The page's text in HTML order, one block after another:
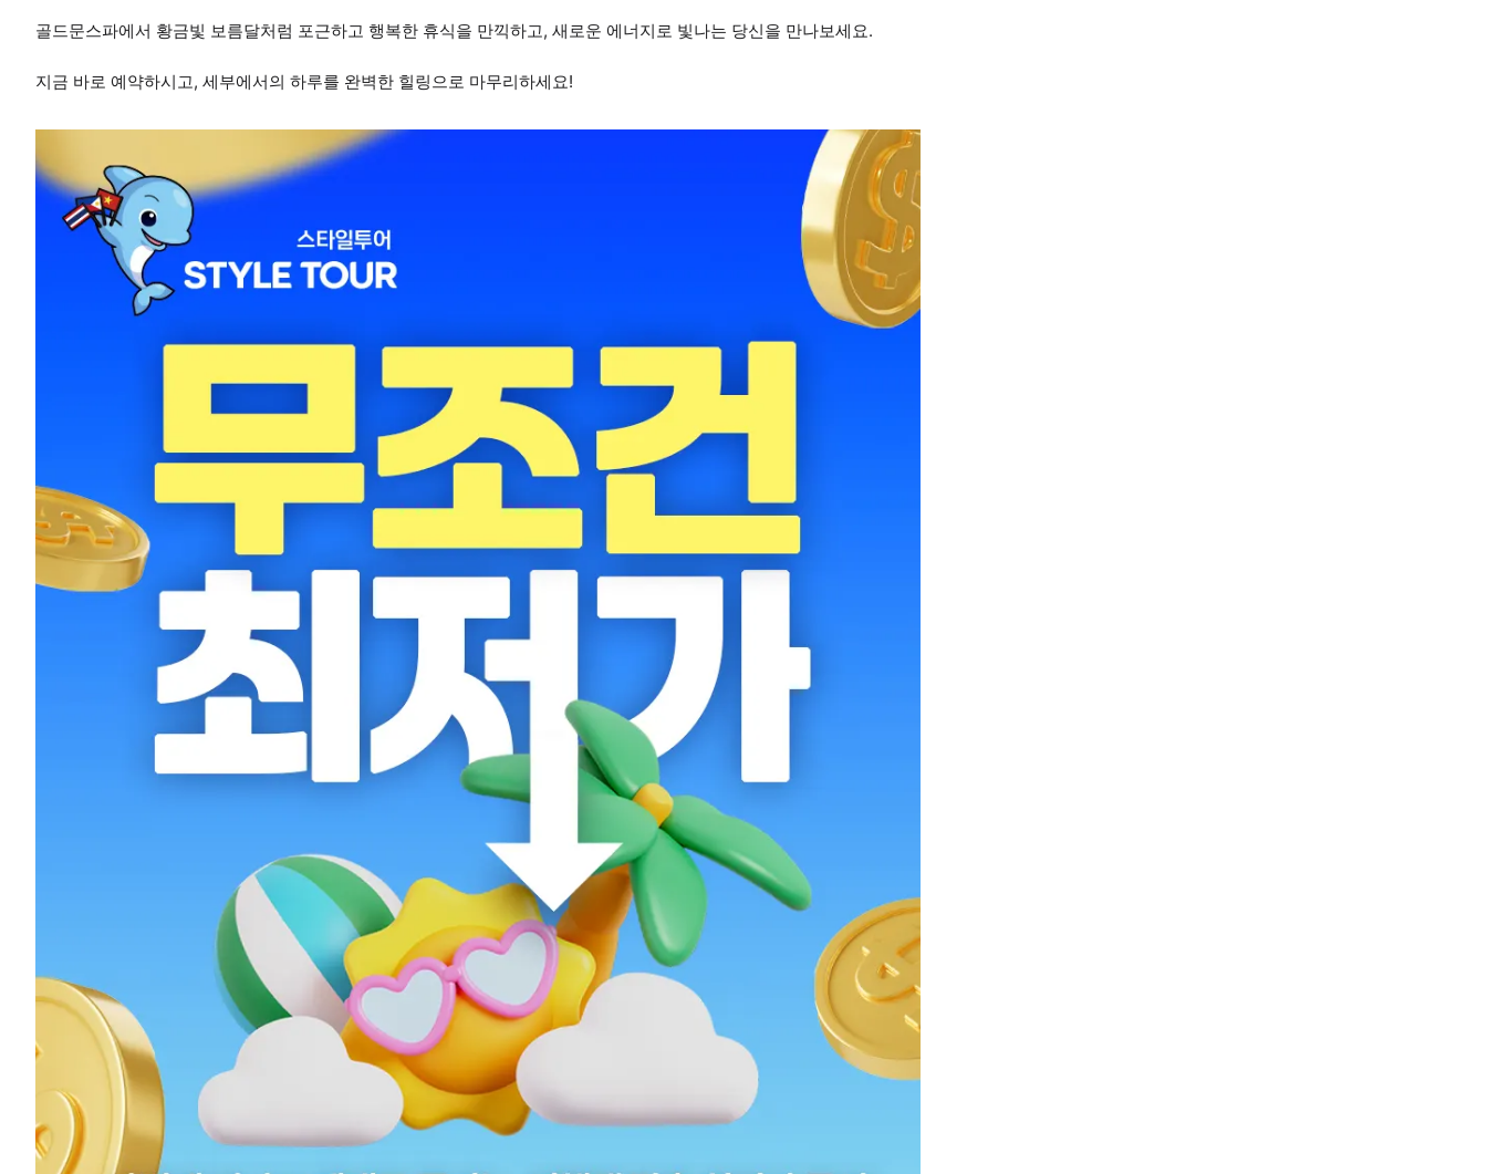
골드문스파에서 황금빛 보름달처럼 포근하고 행복한 휴식을 만끽하고, 새로운 에너지로 빛나는 당신을 만나보세요.
지금 바로 예약하시고, 세부에서의 하루를 완벽한 힐링으로 마무리하세요!